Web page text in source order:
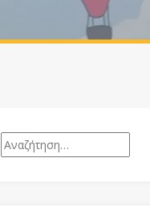
Αναζήτηση
για: